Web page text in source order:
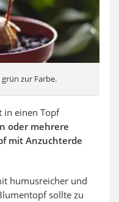
zur Farbe.
in einen Topf
oder mehrere
mit Anzuchterde
humusreicher und
sollte zu